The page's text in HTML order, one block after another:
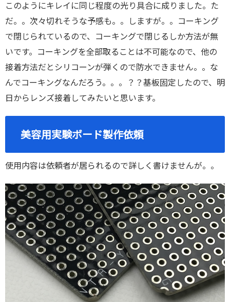
このようにキレイに同じ程度の光り具合に成りました。た
だ。。次々切れそうな予感も。。しますが。。コーキング
で閉じられているので、コーキングで閉じるしか方法が無
いです。コーキングを全部取ることは不可能なので、他の
接着方法だとシリコーンが弾くので防水できません。。な
んでコーキングなんだろう。。。？？基板固定したので、明
日からレンズ接着してみたいと思います。
美容用実験ボード製作依頼
使用内容は依頼者が居られるので詳しく書けませんが。。